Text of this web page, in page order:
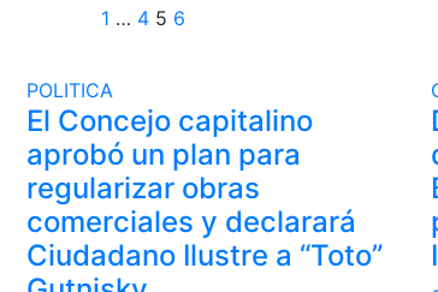
Paginación
de
entradas
1 … 4 5 6
POLITICA
El Concejo capitalino
aprobó un plan para
regularizar obras
comerciales y declarará
Ciudadano Ilustre a “Toto”